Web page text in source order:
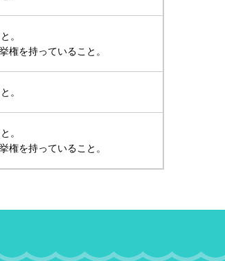
。
権を持っていること。
。
。
権を持っていること。